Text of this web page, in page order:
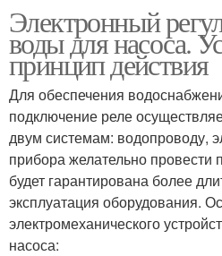
Электронный
воды для насоса.
принцип действия
Для обеспечения
подключение реле
двум системам: водопроводу,
прибора желательно провести
будет гарантирована более
эксплуатация оборудования.
электромеханического
насоса: